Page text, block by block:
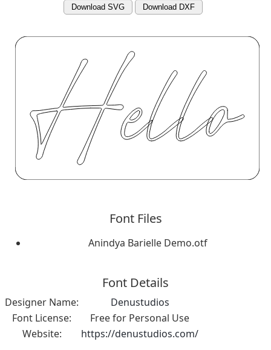
Download SVG Download DXF
Font Files
Anindya Barielle Demo.otf
Font Details
Designer Name:
Denustudios
Font License:
Free for Personal Use
Website:
https://denustudios.com/